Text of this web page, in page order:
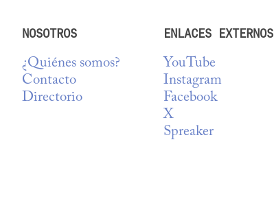
NOSOTROS
¿Quiénes somos?
Contacto
Directorio
ENLACES EXTERNOS
YouTube
Instagram
Facebook
X
Spreaker